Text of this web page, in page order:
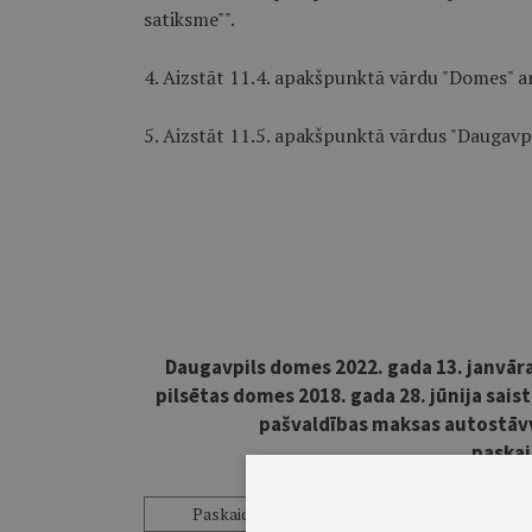
satiksme"".
4. Aizstāt 11.4. apakšpunktā vārdu "Domes"
5. Aizstāt 11.5. apakšpunktā vārdus
Daugavpils domes 2022. gada 13.
pilsētas domes 2018. gada 28. jūnija
pašvaldības maksas
Paskaidrojuma raksta sadaļas